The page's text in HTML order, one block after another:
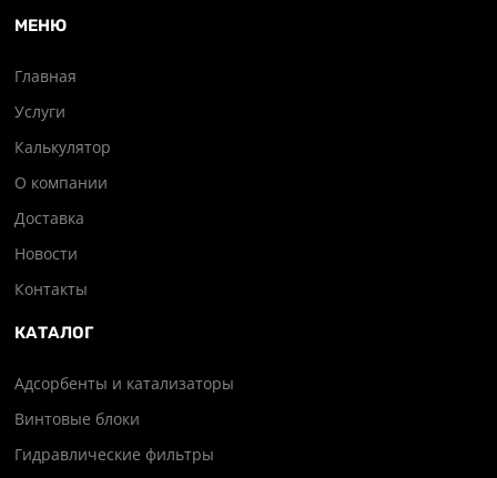
МЕНЮ
Главная
Услуги
Калькулятор
О компании
Доставка
Новости
Контакты
КАТАЛОГ
Адсорбенты и катализаторы
Винтовые блоки
Гидравлические фильтры